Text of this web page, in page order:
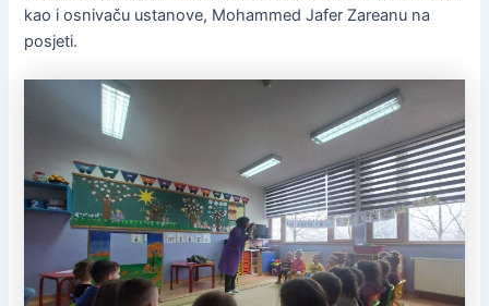
kao i osnivaču ustanove, Mohammed Jafer Zareanu na
posjeti.